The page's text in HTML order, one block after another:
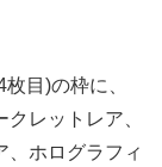
目)の枠に、
レットレア、
、ホログラフィ